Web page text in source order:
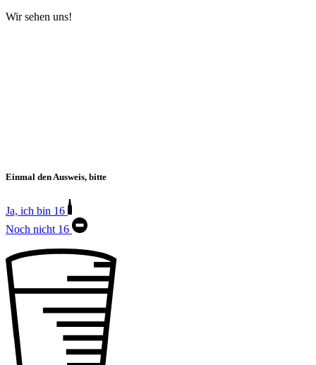
Wir sehen uns!
Einmal den Ausweis, bitte
Ja, ich bin 16
Noch nicht 16